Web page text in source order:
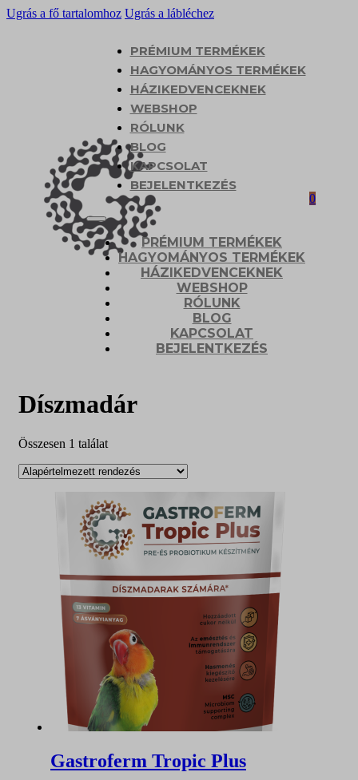
Ugrás a fő tartalomhoz Ugrás a lábléchez
PRÉMIUM TERMÉKEK
HAGYOMÁNYOS TERMÉKEK
HÁZIKEDVENCEKNEK
WEBSHOP
RÓLUNK
BLOG
KAPCSOLAT
BEJELENTKEZÉS
PRÉMIUM TERMÉKEK
HAGYOMÁNYOS TERMÉKEK
HÁZIKEDVENCEKNEK
WEBSHOP
RÓLUNK
BLOG
KAPCSOLAT
BEJELENTKEZÉS
0
Díszmadár
Összesen 1 találat
Gastroferm Tropic Plus